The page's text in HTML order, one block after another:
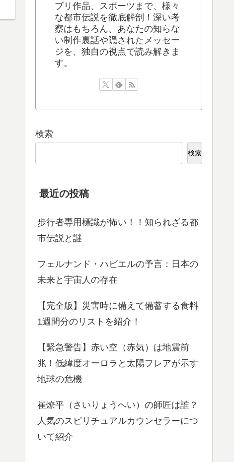
ブリ作品、スポーツまで、様々
な都市伝説を徹底解剖！深い考
察はもちろん、あなたの知らな
い制作裏話や隠されたメッセー
ジを、独自の視点で読み解きま
す。
検索
検索
最近の投稿
歩行者専用標識が怖い！！知られざる都
市伝説と謎
フェルナンド・ハビエルの予言：日本の
未来と宇宙人の存在
【完全版】災害時に備えて備蓄する食料
1週間分のリストを紹介！
【緊急警告】赤い空（赤気）は地震前
兆！低緯度オーロラと太陽フレアが示す
地球の危機
崔燎平（さいりょうへい）の師匠は誰？
人気のスピリチュアルカウンセラーにつ
いて紹介